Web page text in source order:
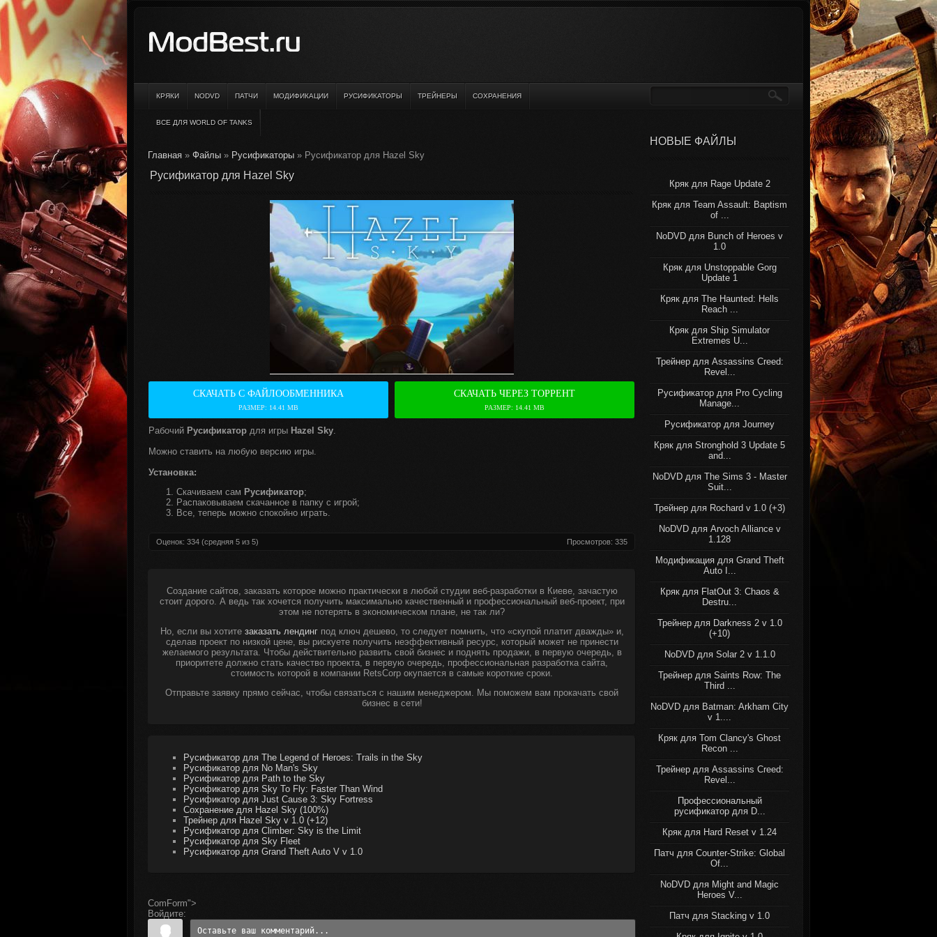
КРЯКИ NODVD ПАТЧИ МОДИФИКАЦИИ РУСИФИКАТОРЫ ТРЕЙНЕРЫ СОХРАНЕНИЯ
ВСЕ ДЛЯ WORLD OF TANKS
НОВЫЕ ФАЙЛЫ
Кряк для Rage Update 2
Кряк для Team Assault: Baptism
of ...
NoDVD для Bunch of Heroes v
1.0
Кряк для Unstoppable Gorg
Update 1
Кряк для The Haunted: Hells
Reach ...
Кряк для Ship Simulator
Extremes U...
Трейнер для Assassins Creed:
Revel...
Русификатор для Pro Cycling
Manage...
Русификатор для Journey
Кряк для Stronghold 3 Update 5
and...
NoDVD для The Sims 3 - Master
Suit...
Трейнер для Rochard v 1.0 (+3)
NoDVD для Arvoch Alliance v
1.128
Модификация для Grand Theft
Auto I...
Кряк для FlatOut 3: Chaos &
Destru...
Трейнер для Darkness 2 v 1.0
(+10)
NoDVD для Solar 2 v 1.1.0
Трейнер для Saints Row: The
Third ...
NoDVD для Batman: Arkham City
v 1....
Кряк для Tom Clancy's Ghost
Recon ...
Трейнер для Assassins Creed:
Revel...
Профессиональный
русификатор для D...
Кряк для Hard Reset v 1.24
Патч для Counter-Strike: Global
Of...
NoDVD для Might and Magic
Heroes V...
Патч для Stacking v 1.0
Главная » Файлы » Русификаторы » Русификатор для Hazel Sky
Русификатор для Hazel Sky
СКАЧАТЬ С ФАЙЛООБМЕННИКА
РАЗМЕР: 14.41 MB
СКАЧАТЬ ЧЕРЕЗ ТОРРЕНТ
РАЗМЕР: 14.41 MB
Рабочий Русификатор для игры Hazel Sky.
Можно ставить на любую версию игры.
Установка:
Скачиваем сам Русификатор;
Распаковываем скачанное в папку с игрой;
Все, теперь можно спокойно играть.
Просмотров: 335
Оценок: 334 (средняя 5 из 5)
Создание сайтов, заказать которое можно практически в любой студии веб-разработки в Киеве, зачастую
стоит дорого. А ведь так хочется получить максимально качественный и профессиональный веб-проект, при
этом не потерять в экономическом плане, не так ли?
Но, если вы хотите заказать лендингпод ключ дешево, то следует помнить, что «скупой платит дважды» и,
сделав проект по низкой цене, вы рискуете получить неэффективный ресурс, который может не принести
желаемого результата. Чтобы действительно развить свой бизнес и поднять продажи, в первую очередь, в
приоритете должно стать качество проекта, в первую очередь, профессиональная разработка сайта,
стоимость которой в компании RetsCorp окупается в самые короткие сроки.
Отправьте заявку прямо сейчас, чтобы связаться с нашим менеджером. Мы поможем вам прокачать свой
бизнес в сети!
Русификатор для The Legend of Heroes: Trails in the Sky
Русификатор для No Man's Sky
Русификатор для Path to the Sky
Русификатор для Sky To Fly: Faster Than Wind
Русификатор для Just Cause 3: Sky Fortress
Сохранение для Hazel Sky (100%)
Трейнер для Hazel Sky v 1.0 (+12)
Русификатор для Climber: Sky is the Limit
Русификатор для Sky Fleet
Русификатор для Grand Theft Auto V v 1.0
ComForm">
Войдите: